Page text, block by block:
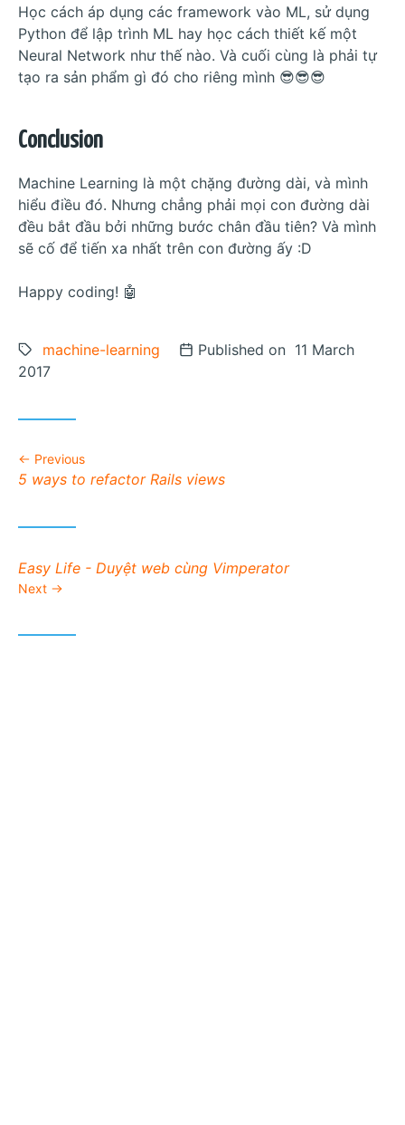
Học cách áp dụng các framework vào ML, sử dụng
Python để lập trình ML hay học cách thiết kế một
Neural Network như thế nào. Và cuối cùng là phải tự
tạo ra sản phẩm gì đó cho riêng mình 😎😎😎
Conclusion
Machine Learning là một chặng đường dài, và mình
hiểu điều đó. Nhưng chẳng phải mọi con đường dài
đều bắt đầu bởi những bước chân đầu tiên? Và mình
sẽ cố để tiến xa nhất trên con đường ấy :D
Happy coding! 🤖
Tags:
machine-learning Posted on
Published on 11 March
2017
Previous
Previous post:
5 ways to refactor Rails views
Next post:
Easy Life - Duyệt web cùng Vimperator
Next